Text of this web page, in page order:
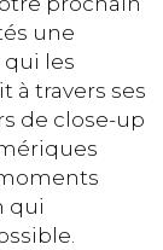
une
les
à travers ses
de close-up
qui